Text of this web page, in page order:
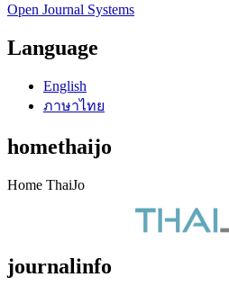
Open Journal Systems
Language
English
ภาษาไทย
homethaijo
Home ThaiJo
journalinfo